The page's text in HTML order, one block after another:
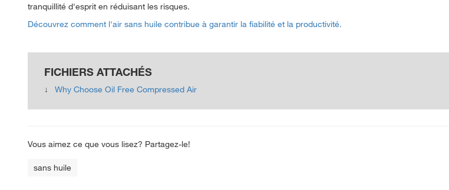
tranquillité d'esprit en réduisant les risques.
Découvrez comment l'air sans huile contribue à garantir la fiabilité et la productivité.
FICHIERS ATTACHÉS
Why Choose Oil Free Compressed Air
Vous aimez ce que vous lisez? Partagez-le!
sans huile